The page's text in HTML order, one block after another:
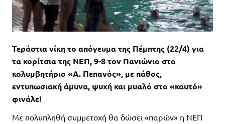
Τεράστια νίκη το απόγευμα της Πέμπτης (22/4) για
τα κορίτσια της ΝΕΠ, 9-8 τον Πανιώνιο στο
κολυμβητήριο «Α. Πεπανός», με πάθος,
εντυπωσιακή άμυνα, ψυχή και μυαλό στο «καυτό»
φινάλε!
Με πολυπληθή συμμετοχή θα δώσει «παρών» η ΝΕΠ